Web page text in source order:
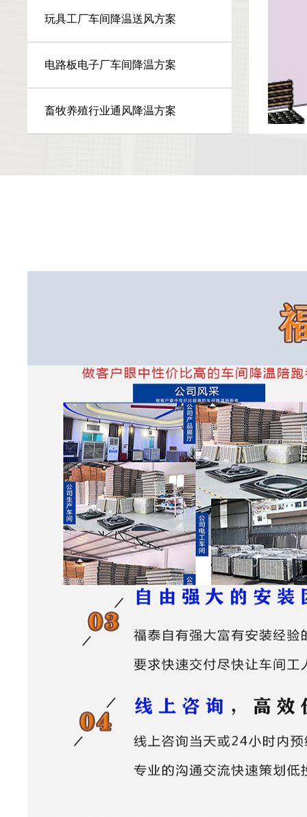
玩具工厂车间降温送风方案
电路板电子厂车间降温方案
畜牧养殖行业通风降温方案